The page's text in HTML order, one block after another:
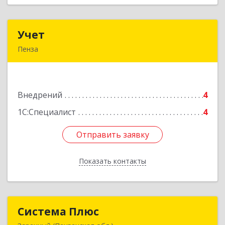
Учет
Пенза
Внедрений
4
1С:Специалист
4
Отправить заявку
Показать контакты
Отправить заявку
Назад
Система Плюс